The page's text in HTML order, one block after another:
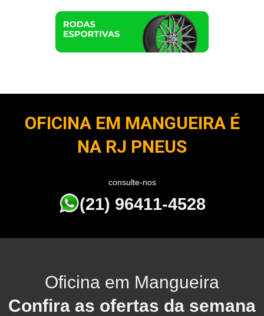
OFICINA EM MANGUEIRA É
NA RJ PNEUS
consulte-nos
(21) 96411-4528
Oficina em Mangueira
Confira as ofertas da semana